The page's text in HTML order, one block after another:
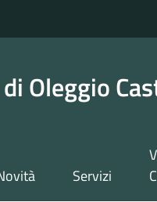
Oleggio
Servizi